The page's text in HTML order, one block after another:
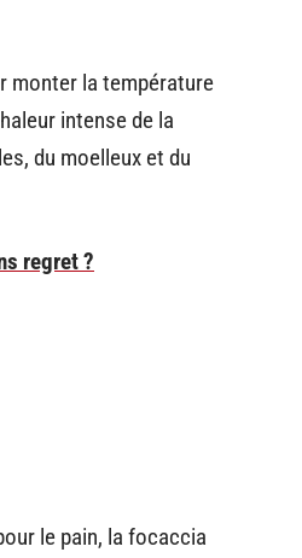
monter la température
intense de la
du moelleux et du
regret ?
le pain, la focaccia